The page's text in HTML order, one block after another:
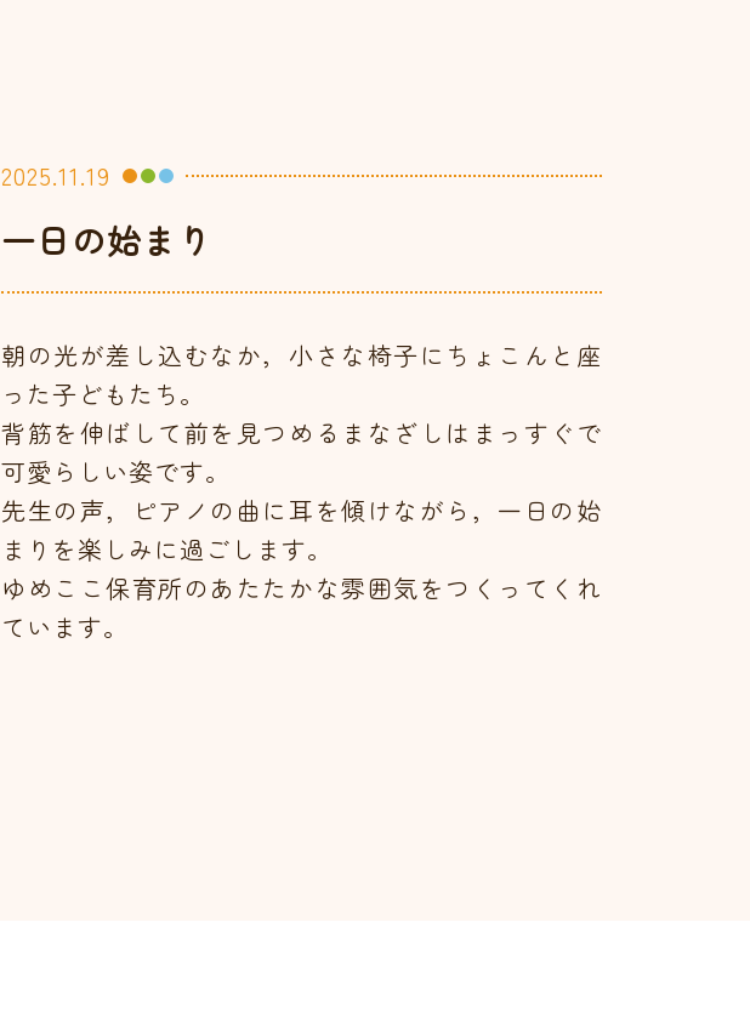
2025.11.19
一日の始まり
朝の光が差し込むなか，小さな椅子にちょこんと座
った子どもたち。
背筋を伸ばして前を見つめるまなざしはまっすぐで
可愛らしい姿です。
先生の声，ピアノの曲に耳を傾けながら，一日の始
まりを楽しみに過ごします。
ゆめここ保育所のあたたかな雰囲気をつくってくれ
ています。